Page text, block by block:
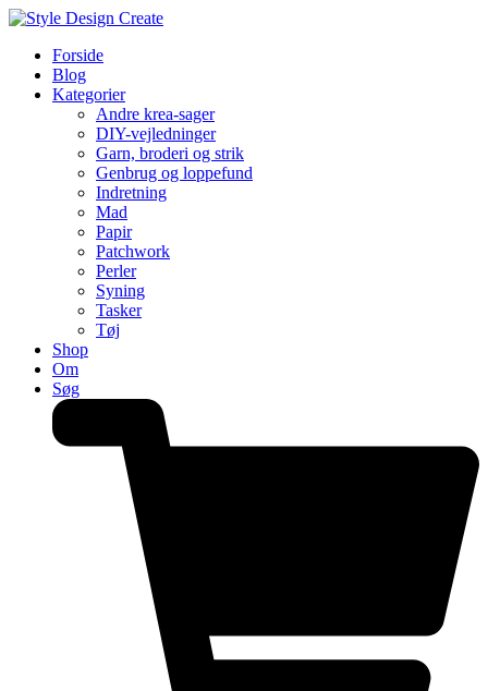
Forside
Blog
Kategorier
Andre krea-sager
DIY-vejledninger
Garn, broderi og strik
Genbrug og loppefund
Indretning
Mad
Papir
Patchwork
Perler
Syning
Tasker
Tøj
Shop
Om
Søg